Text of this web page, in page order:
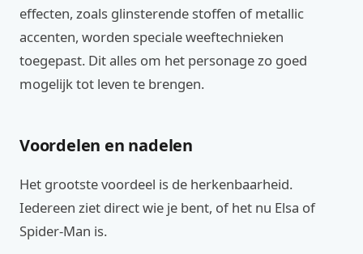
effecten, zoals glinsterende stoffen of metallic
accenten, worden speciale weeftechnieken
toegepast. Dit alles om het personage zo goed
mogelijk tot leven te brengen.
Voordelen en nadelen
Het grootste voordeel is de herkenbaarheid.
Iedereen ziet direct wie je bent, of het nu Elsa of
Spider-Man is.